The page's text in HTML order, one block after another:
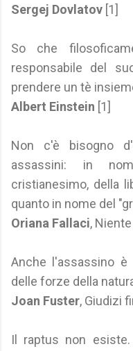
Sergej Dovlatov [1]
So che
responsabile del
prendere un tè
Albert Einstein [1]
Non c'è bisogno
assassini: in
cristianesimo, della
quanto in nome del
Oriana Fallaci,
Anche l'assassino
delle forze della
Joan Fuster, Giudizi
Il raptus non